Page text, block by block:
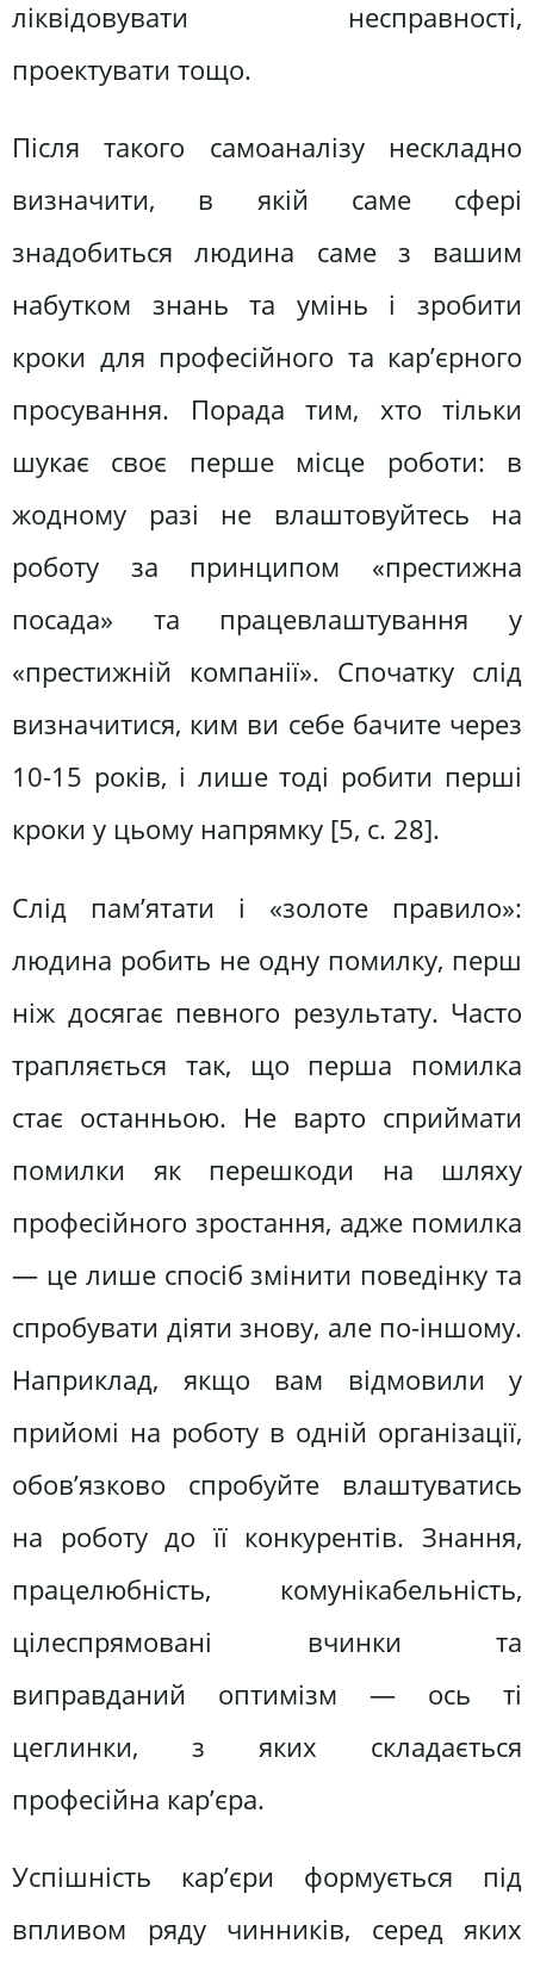
ліквідовувати несправності,
проектувати тощо.
Після такого самоаналізу нескладно
визначити, в якій саме сфері
знадобиться людина саме з вашим
набутком знань та умінь і зробити
кроки для професійного та кар’єрного
просування. Порада тим, хто тільки
шукає своє перше місце роботи: в
жодному разі не влаштовуйтесь на
роботу за принципом «престижна
посада» та працевлаштування у
«престижній компанії». Спочатку слід
визначитися, ким ви себе бачите через
10-15 років, і лише тоді робити перші
кроки у цьому напрямку [5, c. 28].
Слід пам’ятати і «золоте правило»:
людина робить не одну помилку, перш
ніж досягає певного результату. Часто
трапляється так, що перша помилка
стає останньою. Не варто сприймати
помилки як перешкоди на шляху
професійного зростання, адже помилка
— це лише спосіб змінити поведінку та
спробувати діяти знову, але по-іншому.
Наприклад, якщо вам відмовили у
прийомі на роботу в одній організації,
обов’язково спробуйте влаштуватись
на роботу до її конкурентів. Знання,
працелюбність, комунікабельність,
цілеспрямовані вчинки та
виправданий оптимізм — ось ті
цеглинки, з яких складається
професійна кар’єра.
Успішність кар’єри формується під
впливом ряду чинників, серед яких